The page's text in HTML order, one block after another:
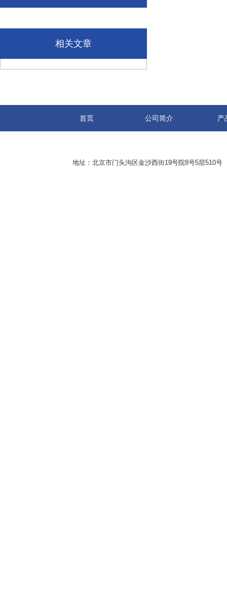
相关文章
首页 公司简介 产
地址：北京市门头沟区金沙西街19号院8号5层510